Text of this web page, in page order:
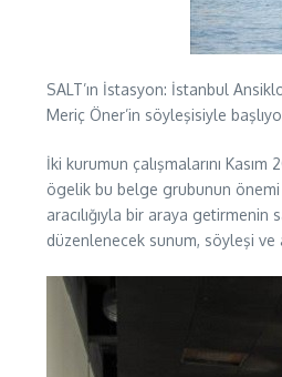
SALT’ın İstasyon: İstanbul
Meriç Öner’in söyleşisiyle
İki kurumun çalışmalarını
ögelik bu belge grubunun önemi
aracılığıyla bir araya getirmenin
düzenlenecek sunum, söyleşi